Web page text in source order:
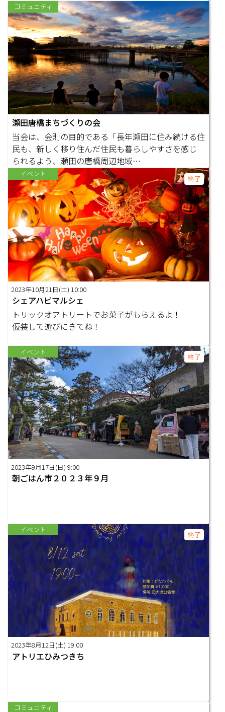
コミュニティ
瀬田唐橋まちづくりの会
当会は、会則の目的である「長年瀬田に住み続ける住
民も、新しく移り住んだ住民も暮らしやすさを感じ
られるよう、瀬田の唐橋周辺地域…
イベント
終了
2023年10月21日(土) 10:00
シェアハピマルシェ
トリックオアトリートでお菓子がもらえるよ！
仮装して遊びにきてね！
イベント
終了
2023年9月17日(日) 9:00
朝ごはん市２０２３年９月
イベント
終了
2023年8月12日(土) 19:00
アトリエひみつきち
コミュニティ